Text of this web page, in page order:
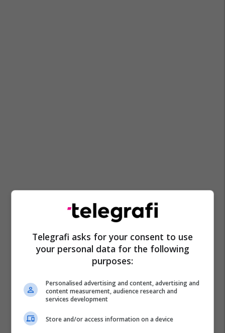
Telegrafi asks for your consent to use
your personal data for the following
purposes:
Personalised advertising and content, advertising and
content measurement, audience research and
services development
Store and/or access information on a device